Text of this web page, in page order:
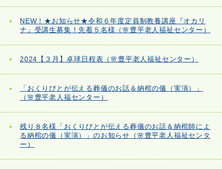
NEW！★お知らせ★令和６年度定員制教養講座『オカリ
ナ』受講生募集！先着５名様（🌸豊平老人福祉センター）
2024【３月】卓球日程表（🌸豊平老人福祉センター）
「おくりびとが伝える葬儀のお話＆納棺の儀（実演）」
（🌸豊平老人福センター）
残り８名様「おくりびとが伝える葬儀のお話＆納棺師によ
る納棺の儀（実演）」のお知らせ（🌸豊平老人福祉センタ
ー）